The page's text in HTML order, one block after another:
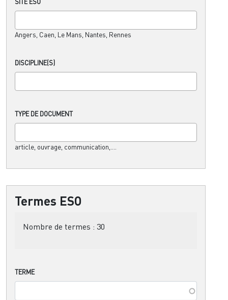
Angers, Caen, Le Mans, Nantes, Rennes
DISCIPLINE(S)
TYPE DE DOCUMENT
article, ouvrage, communication,....
Termes ESO
Nombre de termes : 30
TERME